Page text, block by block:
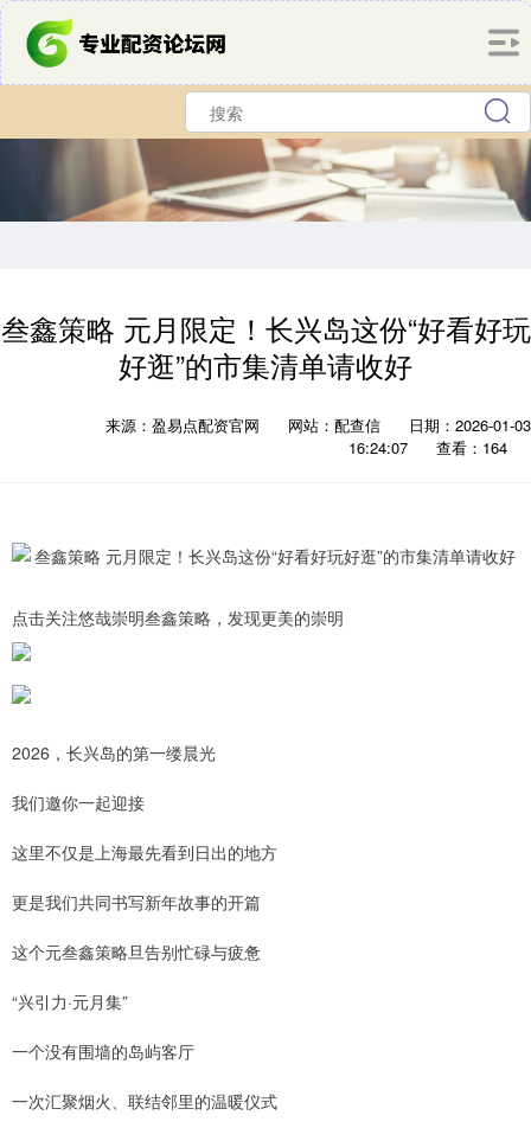
叁鑫策略 元月限定！长兴岛这份“好看好玩
好逛”的市集清单请收好
来源：盈易点配资官网 网站：配查信
日期：2026-01-03
16:24:07
查看：164
点击关注悠哉崇明叁鑫策略，发现更美的崇明
2026，长兴岛的第一缕晨光
我们邀你一起迎接
这里不仅是上海最先看到日出的地方
更是我们共同书写新年故事的开篇
这个元叁鑫策略旦告别忙碌与疲惫
“兴引力·元月集”
一个没有围墙的岛屿客厅
一次汇聚烟火、联结邻里的温暖仪式